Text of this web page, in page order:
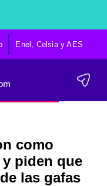
Enel, Celsia y AES
como
piden que
las gafas